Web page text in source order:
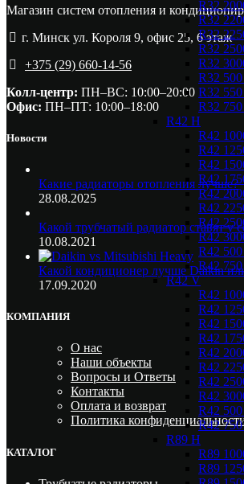
R32
R32
R32
R32
R32
R32
R32
R32
R42 H
R42
R42
R42
R42
R42
R42
R42
R42
R42
R42
R42 V
R42
R42
R42
R42
R42
R42
R42
R42
R42
R42
R89 H
R89
R89
Магазин систем отопления и
г. Минск ул. Короля 9, офис 25, 6 этаж
+375 (29) 660-14-56
Колл-центр: ПН–ВС: 10:00–20:00​
Офис: ПН–ПТ: 10:00–18:00
Новости
Какие радиаторы отопления лучше?
28.08.2025
Какой трубчатый радиатор ставят у
10.08.2021
Какой кондиционер лучше Daikin
17.09.2020
КОМПАНИЯ
О нас
Наши объекты
Вопросы и Ответы
Контакты
Оплата и возврат
Политика
КАТАЛОГ